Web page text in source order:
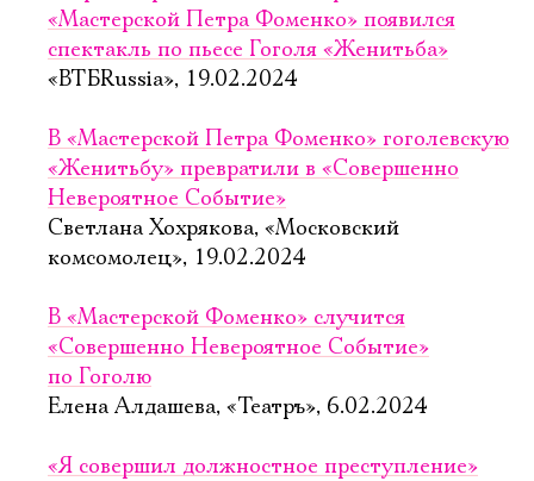
«Мастерской Петра Фоменко» появился
спектакль по пьесе Гоголя «Женитьба»
«ВТБRussia», 19.02.2024
В «Мастерской Петра Фоменко» гоголевскую
«Женитьбу» превратили в «Совершенно
Невероятное Событие»
Светлана Хохрякова, «Московский
комсомолец», 19.02.2024
В «Мастерской Фоменко» случится
«Совершенно Невероятное Событие»
по Гоголю
Елена Алдашева, «Театръ», 6.02.2024
«Я совершил должностное преступление»